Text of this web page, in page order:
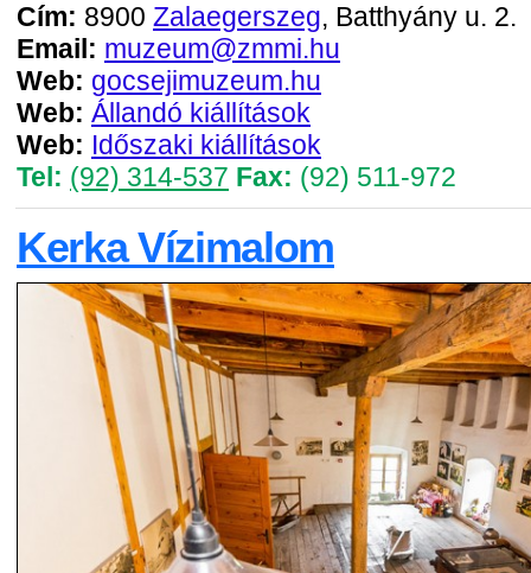
Cím: 8900 Zalaegerszeg, Batthyány u. 2.
Email: muzeum@zmmi.hu
Web: gocsejimuzeum.hu
Web: Állandó kiállítások
Web: Időszaki kiállítások
Tel: (92) 314-537 Fax: (92) 511-972
Kerka Vízimalom